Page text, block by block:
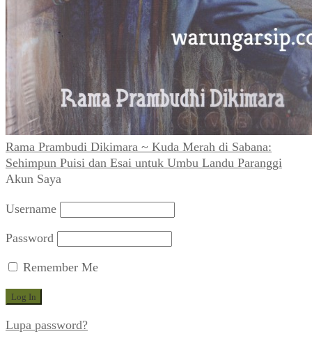
Rama Prambudi Dikimara ~ Kuda Merah di Sabana:
Sehimpun Puisi dan Esai untuk Umbu Landu Paranggi
Akun Saya
Username
Password
Remember Me
Lupa password?